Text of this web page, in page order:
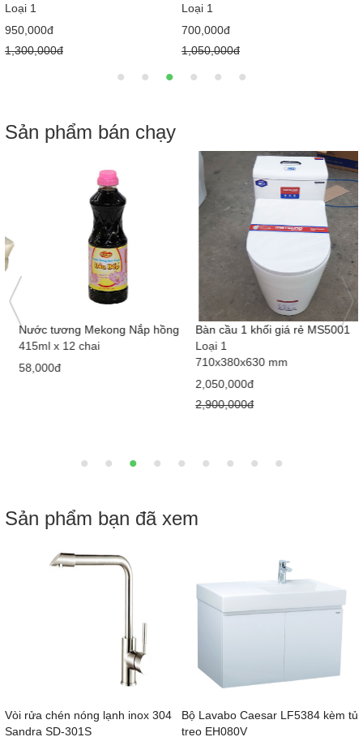
Loại 1
950,000đ
1,300,000đ
Loại 1
700,000đ
1,050,000đ
Sản phẩm bán chạy
Nước tương Mekong Nắp hồng
415ml x 12 chai
58,000đ
Bàn cầu 1 khối giá rẻ MS5001
Loại 1
710x380x630 mm
2,050,000đ
2,900,000đ
Sản phẩm bạn đã xem
Vòi rửa chén nóng lạnh inox 304
Sandra SD-301S
Bộ Lavabo Caesar LF5384 kèm tủ
treo EH080V